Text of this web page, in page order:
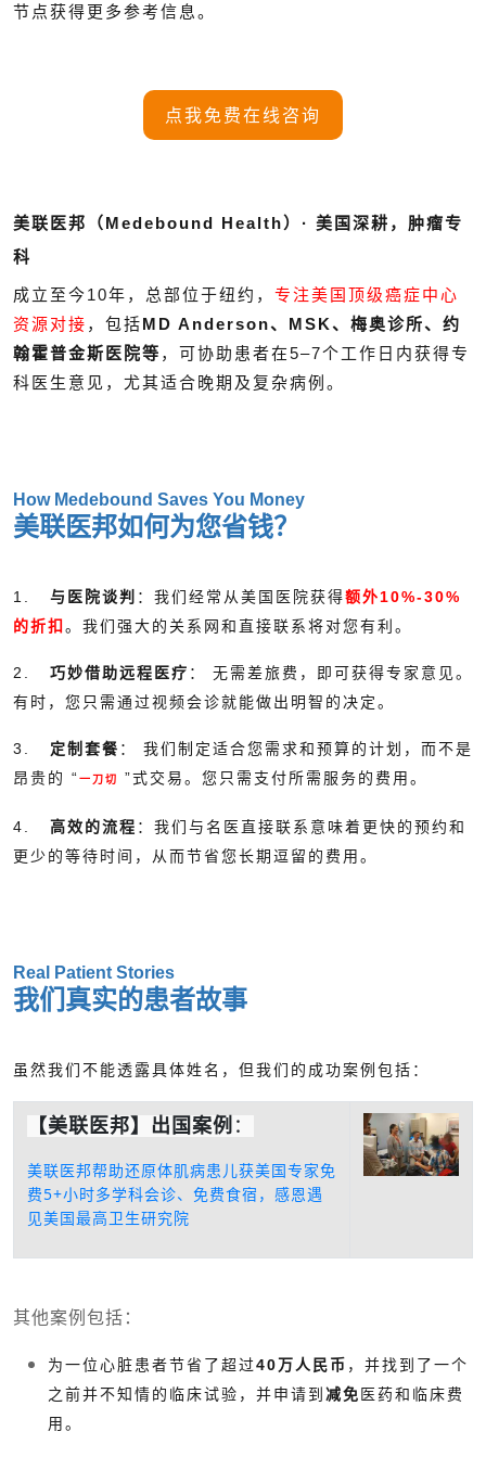
节点获得更多参考信息。
点我免费在线咨询
美联医邦（Medebound Health）· 美国深耕，肿瘤专
科
成立至今10年，总部位于纽约， 专注美国顶级癌症中心
资源对接 ，包括MD Anderson、MSK、梅奥诊所、约
翰霍普金斯医院等 ，可协助患者在5–7个工作日内获得专
科医生意见，尤其适合晚期及复杂病例。
How Medebound Saves You Money
美联医邦如何为您省钱？
1. 与医院谈判 ：我们经常从美国医院获得额外10%-30%
的折扣 。我们强大的关系网和直接联系将对您有利。
2. 巧妙借助远程医疗 ： 无需差旅费，即可获得专家意见。
有时，您只需通过视频会诊就能做出明智的决定。
3. 定制套餐 ： 我们制定适合您需求和预算的计划，而不是
昂贵的 “一刀切 ”式交易。您只需支付所需服务的费用。
4. 高效的流程 ：我们与名医直接联系意味着更快的预约和
更少的等待时间，从而节省您长期逗留的费用。
Real Patient Stories
我们真实的患者故事
虽然我们不能透露具体姓名，但我们的成功案例包括：
【美联医邦】出国案例 ：
美联医邦帮助还原体肌病患儿获美国专家免
费5+小时多学科会诊、免费食宿，感恩遇
见美国最高卫生研究院
其他案例包括：
为一位心脏患者节省了超过40万人民币 ，并找到了一个
之前并不知情的临床试验，并申请到 减免 医药和临床费
用。